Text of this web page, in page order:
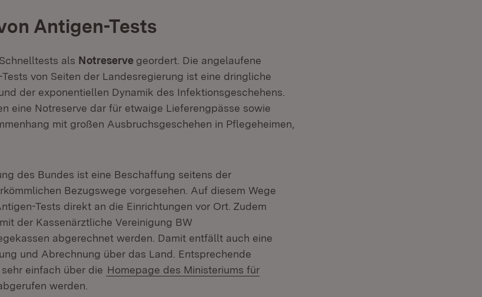
Antigen-Tests
als Notreserve geordert. Die angelaufene
von Seiten der Landesregierung ist eine dringliche
der exponentiellen Dynamik des Infektionsgeschehens.
eine Notreserve dar für etwaige Lieferengpässe sowie
mit großen Ausbruchsgeschehen in Pflegeheimen,
des Bundes ist eine Beschaffung seitens der
Bezugswege vorgesehen. Auf diesem Wege
Tests direkt an die Einrichtungen vor Ort. Zudem
der Kassenärztliche Vereinigung BW
abgerechnet werden. Damit entfällt auch eine
und Abrechnung über das Land. Entsprechende
einfach über die Homepage des Ministeriums für
werden.